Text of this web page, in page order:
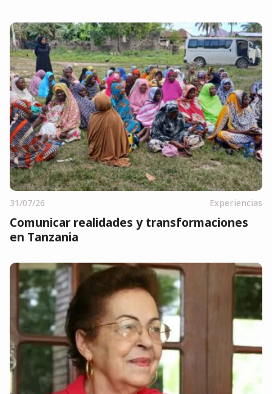
31/07/26 Experiencias
Comunicar realidades y transformaciones
en Tanzania